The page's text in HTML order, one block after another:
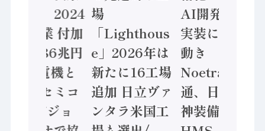
計結果」2024
年製造業 付加
価値額86兆円
/ 三菱電機と
ソニーセミコ
ン AIビジョ
場
「Lighthous
e」2026年は
新たに16工場
追加 日立ヴァ
ンタラ米国工
AI開発や社会
実装に活発な
動き
Noetra、富士
通、日立 / 兵
神装備 ×